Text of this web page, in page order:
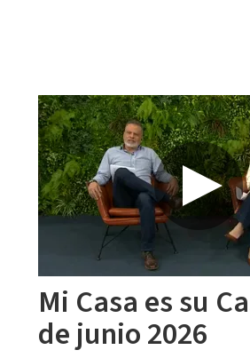
Mi Casa es su
de junio 2026